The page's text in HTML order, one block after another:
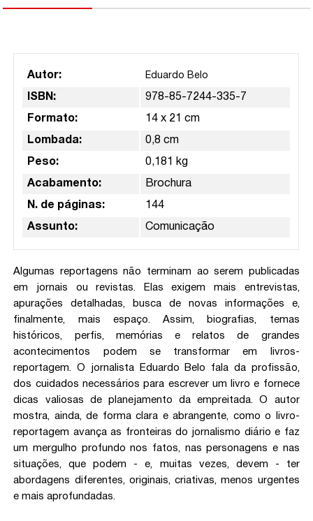
Autor: Eduardo Belo
ISBN: 978-85-7244-335-7
Formato: 14 x 21 cm
Lombada: 0,8 cm
Peso: 0,181 kg
Acabamento: Brochura
N. de páginas: 144
Assunto: Comunicação
Algumas reportagens não terminam ao serem publicadas
em jornais ou revistas. Elas exigem mais entrevistas,
apurações detalhadas, busca de novas informações e,
finalmente, mais espaço. Assim, biografias, temas
históricos, perfis, memórias e relatos de grandes
acontecimentos podem se transformar em livros-
reportagem. O jornalista Eduardo Belo fala da profissão,
dos cuidados necessários para escrever um livro e fornece
dicas valiosas de planejamento da empreitada. O autor
mostra, ainda, de forma clara e abrangente, como o livro-
reportagem avança as fronteiras do jornalismo diário e faz
um mergulho profundo nos fatos, nas personagens e nas
situações, que podem - e, muitas vezes, devem - ter
abordagens diferentes, originais, criativas, menos urgentes
e mais aprofundadas.